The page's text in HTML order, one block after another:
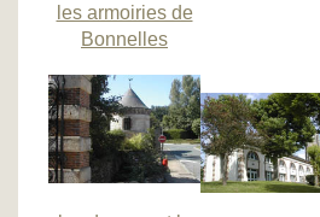
les armoiries de
Bonnelles